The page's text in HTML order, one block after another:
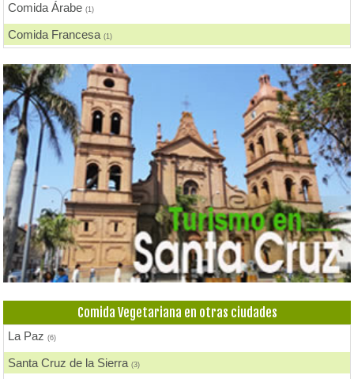
Comida Árabe(1)
Comida Francesa(1)
Comida Fusión(1)
Comida Gourmet(1)
Comida Internacional(3)
Comida Japonesa(1)
Comida Nacional - Criolla (4)
Comida Rápida, Fast Food
Comida Vegana(1)
Comida Vegetariana(3)
Delivery(4)
Fondue
Heladerías, Helados
Pastelerías y Confiterías
Comida Vegetariana en otras ciudades
La Paz(6)
Santa Cruz de la Sierra(3)